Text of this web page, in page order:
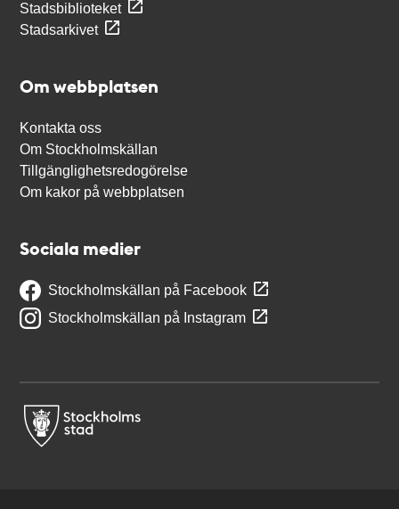
Stadsbiblioteket
Stadsarkivet
Om webbplatsen
Kontakta oss
Om Stockholmskällan
Tillgänglighetsredogörelse
Om kakor på webbplatsen
Sociala medier
Stockholmskällan på Facebook
Stockholmskällan på Instagram